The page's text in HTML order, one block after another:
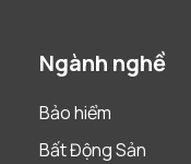
Ngành nghề
Bảo hiểm
Bất Động Sản